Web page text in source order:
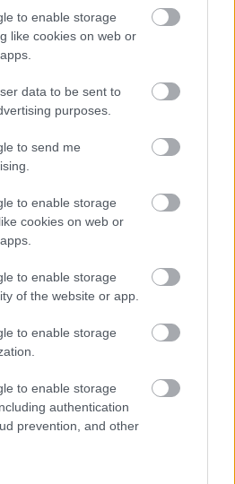
to enable storage
like cookies on web or
data to be sent to
purposes.
to send me
to enable storage
cookies on web or
to enable storage
of the website or app.
to enable storage
to enable storage
authentication
prevention, and other